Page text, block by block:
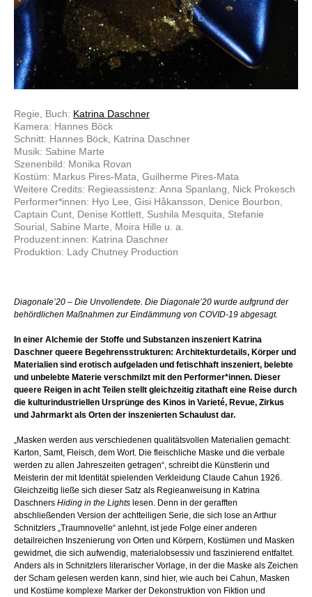
Regie, Buch: Katrina Daschner
Kamera: Hannes Böck
Schnitt: Hannes Böck, Katrina Daschner
Musik: Sabine Marte
Szenenbild: Monika Rovan
Kostüm: Markus Pires-Mata, Guilherme Pires-Mata
Weitere Credits: Regieassistenz: Anna Spanlang, Nick Prokesch
Performer*innen: Hyo Lee, Gisi Håkansson, Denice Bourbon,
Captain Cunt, Denise Kottlett, Sushila Mesquita, Stefanie
Sourial, Sabine Marte, Moira Hille u. a.
Produzent:innen: Katrina Daschner
Produktion: Lady Chutney Production
Diagonale’20 – Die Unvollendete. Die Diagonale’20 wurde aufgrund der
behördlichen Maßnahmen zur Eindämmung von COVID-19 abgesagt.
In einer Alchemie der Stoffe und Substanzen inszeniert Katrina
Daschner queere Begehrensstrukturen: Architekturdetails, Körper und
Materialien sind erotisch aufgeladen und fetischhaft inszeniert, belebte
und unbelebte Materie verschmilzt mit den Performer*innen. Dieser
queere Reigen in acht Teilen stellt gleichzeitig zitathaft eine Reise durch
die kulturindustriellen Ursprünge des Kinos in Varieté, Revue, Zirkus
und Jahrmarkt als Orten der inszenierten Schaulust dar.
„Masken werden aus verschiedenen qualitätsvollen Materialien gemacht:
Karton, Samt, Fleisch, dem Wort. Die fleischliche Maske und die verbale
werden zu allen Jahreszeiten getragen“, schreibt die Künstlerin und
Meisterin der mit Identität spielenden Verkleidung Claude Cahun 1926.
Gleichzeitig ließe sich dieser Satz als Regieanweisung in Katrina
Daschners Hiding in the Lights lesen. Denn in der gerafften
abschließenden Version der achtteiligen Serie, die sich lose an Arthur
Schnitzlers „Traumnovelle“ anlehnt, ist jede Folge einer anderen
detailreichen Inszenierung von Orten und Körpern, Kostümen und Masken
gewidmet, die sich aufwendig, materialobsessiv und faszinierend entfaltet.
Anders als in Schnitzlers literarischer Vorlage, in der die Maske als Zeichen
der Scham gelesen werden kann, sind hier, wie auch bei Cahun, Masken
und Kostüme komplexe Marker der Dekonstruktion von Fiktion und